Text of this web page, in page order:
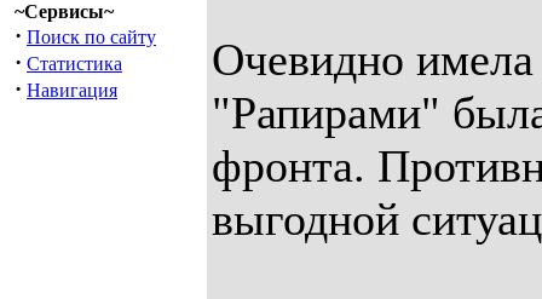
~Сервисы~
· Поиск по сайту
· Статистика
· Навигация
Очевидно имела
"Рапирами"
фронта.
выгодной